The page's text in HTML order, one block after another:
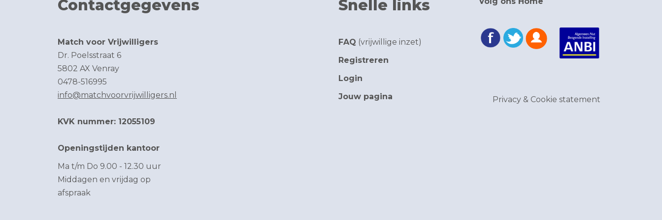
Contactgegevens
Match voor Vrijwilligers
Dr. Poelsstraat 6
5802 AX Venray
0478-516995
info@matchvoorvrijwilligers.nl
KVK nummer: 12055109
Openingstijden kantoor
Ma t/m Do 9.00 - 12.30 uur
Middagen en vrijdag op
afspraak
Snelle links
FAQ (vrijwillige inzet)
Registreren
Login
Jouw pagina
Privacy & Cookie statement